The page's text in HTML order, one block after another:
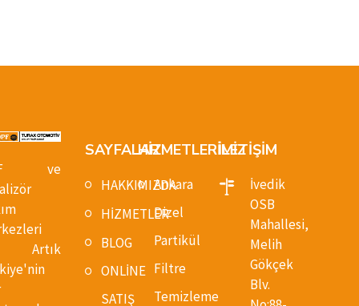
ve
Artık
SAYFALAR
HAKKIMIZDA
HİZMETLER
BLOG
ONLİNE
SATIŞ
HİZMETLERİMİZ
Ankara
Dizel
Partikül
Filtre
Temizleme
İLETİŞİM
İvedik
OSB
Mahallesi,
Melih
Gökçek
Blv.